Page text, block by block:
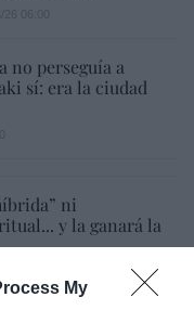
My
no perseguía a
sí: era la ciudad
ni
y la ganará la